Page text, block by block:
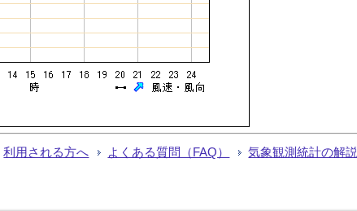
利用される方へ よくある質問（FAQ） 気象観測統計の解説